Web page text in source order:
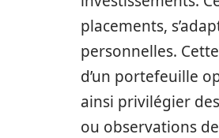
placements,
personnelles.
d’un portefeuille
ainsi privilégier
ou observations